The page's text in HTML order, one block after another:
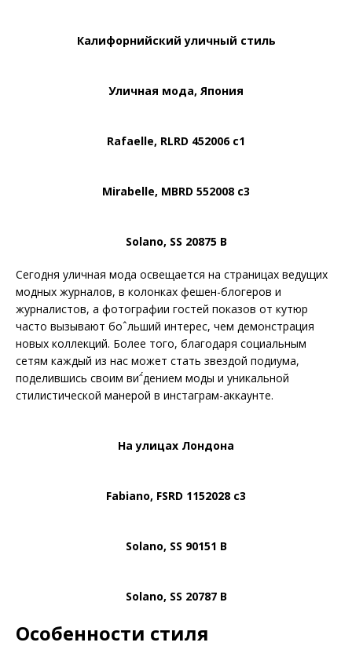
Калифорнийский уличный стиль
Уличная мода, Япония
Rafaelle, RLRD 452006 c1
Mirabelle, MBRD 552008 c3
Solano, SS 20875 B
Сегодня уличная мода освещается на страницах ведущих
модных журналов, в колонках фешен-блогеров и
журналистов, а фотографии гостей показов от кутюр
часто вызывают боˆльший интерес, чем демонстрация
новых коллекций. Более того, благодаря социальным
сетям каждый из нас может стать звездой подиума,
поделившись своим виˆ́дением моды и уникальной
стилистической манерой в инстаграм-аккаунте.
На улицах Лондона
Fabiano, FSRD 1152028 c3
Solano, SS 90151 B
Solano, SS 20787 B
Особенности стиля